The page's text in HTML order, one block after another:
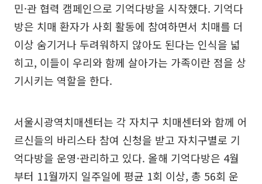
민·관 협력 캠페인으로 기억다방을 시작했다. 기억다
방은 치매 환자가 사회 활동에 참여하면서 치매를 더
이상 숨기거나 두려워하지 않아도 된다는 인식을 넓
히고, 이들이 우리와 함께 살아가는 가족이란 점을 상
기시키는 역할을 한다.
서울시광역치매센터는 각 자치구 치매센터와 함께 어
르신들의 바리스타 참여 신청을 받고 자치구별로 기
억다방을 운영·관리하고 있다. 올해 기억다방은 4월
부터 11월까지 일주일에 평균 1회 이상, 총 56회 운